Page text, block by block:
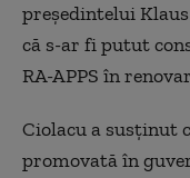
preşedintelui
că s-ar fi putut
RA-APPS în
Ciolacu a susţinut
promovată în